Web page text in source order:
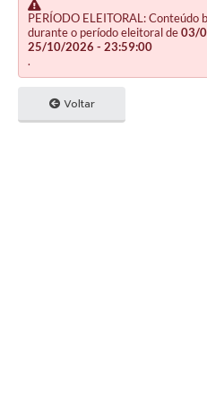
PERÍODO ELEITORAL: Conteúdo
durante o período eleitoral de03/
25/10/2026 - 23:59:00
.
Voltar